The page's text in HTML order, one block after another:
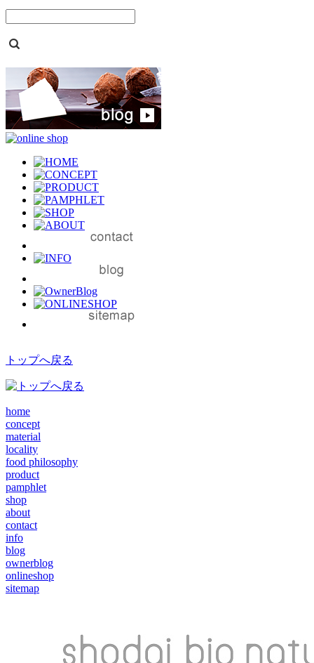
トップへ戻る
home
concept
material
locality
food philosophy
product
pamphlet
shop
about
contact
info
blog
ownerblog
onlineshop
sitemap